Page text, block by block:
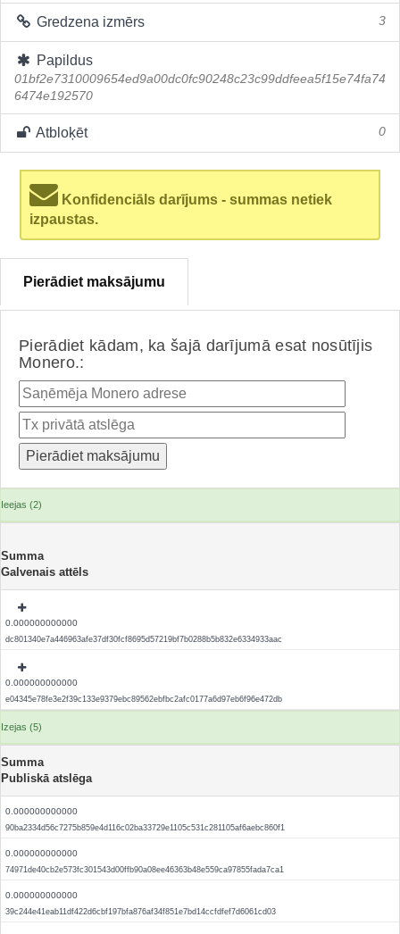
Gredzena izmērs 3
Papildus
01bf2e7310009654ed9a00dc0fc90248c23c99ddfeea5f15e74fa74
6474e192570
Atbloķēt 0
Konfidenciāls darījums - summas netiek
izpaustas.
Pierādiet maksājumu
Pierādiet kādam, ka šajā darījumā esat nosūtījis
Monero.:
Ieejas (2)
Summa
Galvenais attēls
0.000000000000
dc801340e7a446963afe37df30fcf8695d57219bf7b0288b5b832e6334933aac
0.000000000000
e04345e78fe3e2f39c133e9379ebc89562ebfbc2afc0177a6d97eb6f96e472db
Izejas (5)
Summa
Publiskā atslēga
0.000000000000
90ba2334d56c7275b859e4d116c02ba33729e1105c531c281105af6aebc860f1
0.000000000000
74971de40cb2e573fc301543d00ffb90a08ee46363b48e559ca97855fada7ca1
0.000000000000
39c244e41eab11df422d6cbf197bfa876af34f851e7bd14ccfdfef7d6061cd03